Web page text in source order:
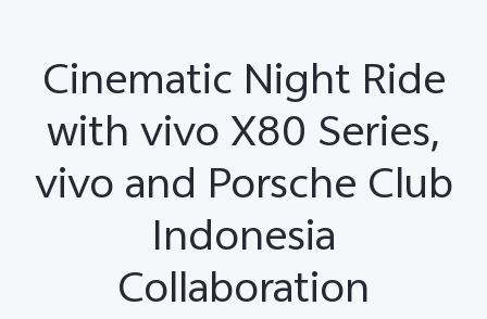
Akun Saya
Cinematic Night Ride
with vivo X80 Series,
vivo and Porsche Club
Indonesia
Collaboration